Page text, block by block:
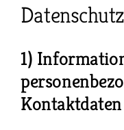
1)